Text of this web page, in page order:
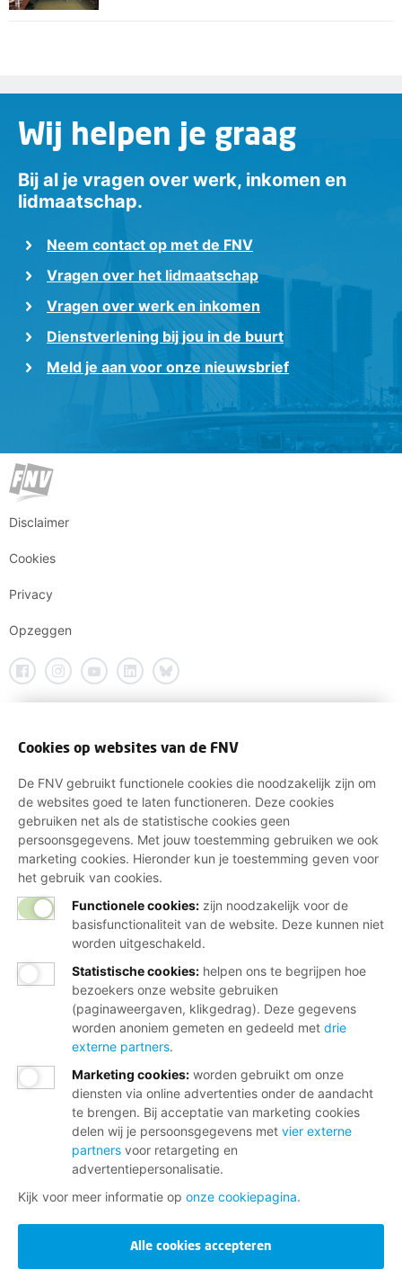
Wij helpen je graag
Bij al je vragen over werk, inkomen en
lidmaatschap.
Neem contact op met de FNV
Vragen over het lidmaatschap
Vragen over werk en inkomen
Dienstverlening bij jou in de buurt
Meld je aan voor onze nieuwsbrief
Disclaimer
Cookies
Privacy
Opzeggen
Cookies op websites van de FNV
De FNV gebruikt functionele cookies die noodzakelijk zijn om
de websites goed te laten functioneren. Deze cookies
gebruiken net als de statistische cookies geen
persoonsgegevens. Met jouw toestemming gebruiken we ook
marketing cookies. Hieronder kun je toestemming geven voor
het gebruik van cookies.
Functionele cookies: zijn noodzakelijk voor de
basisfunctionaliteit van de website. Deze kunnen niet
worden uitgeschakeld.
Statistische cookies: helpen ons te begrijpen hoe
bezoekers onze website gebruiken
(paginaweergaven, klikgedrag). Deze gegevens
worden anoniem gemeten en gedeeld met drie
externe partners.
Marketing cookies: worden gebruikt om onze
diensten via online advertenties onder de aandacht
te brengen. Bij acceptatie van marketing cookies
delen wij je persoonsgegevens met vier externe
partners voor retargeting en
advertentiepersonalisatie.
Kijk voor meer informatie op onze cookiepagina.
Alle cookies accepteren